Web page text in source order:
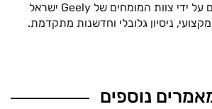
המאמרים נכתבים על ידי צוות המומחים של Geely ישראל
ניסיון גלובלי וחדשנות מתקדמת.
נוספים